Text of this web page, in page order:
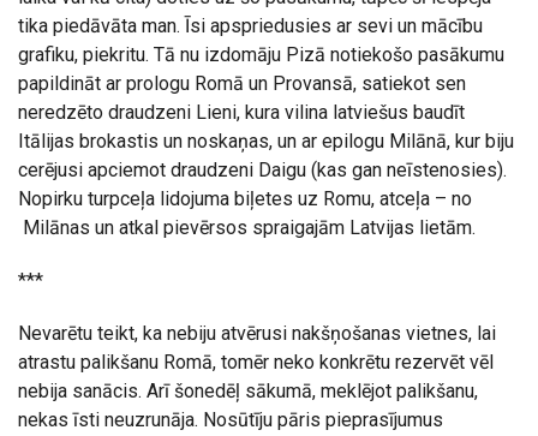
tika piedāvāta man. Īsi apspriedusies ar sevi un mācību
grafiku, piekritu. Tā nu izdomāju Pizā notiekošo pasākumu
papildināt ar prologu Romā un Provansā, satiekot sen
neredzēto draudzeni Lieni, kura vilina latviešus baudīt
Itālijas brokastis un noskaņas, un ar epilogu Milānā, kur biju
cerējusi apciemot draudzeni Daigu (kas gan neīstenosies).
Nopirku turpceļa lidojuma biļetes uz Romu, atceļa – no
Milānas un atkal pievērsos spraigajām Latvijas lietām.
***
Nevarētu teikt, ka nebiju atvērusi nakšņošanas vietnes, lai
atrastu palikšanu Romā, tomēr neko konkrētu rezervēt vēl
nebija sanācis. Arī šonedēļ sākumā, meklējot palikšanu,
nekas īsti neuzrunāja. Nosūtīju pāris pieprasījumus